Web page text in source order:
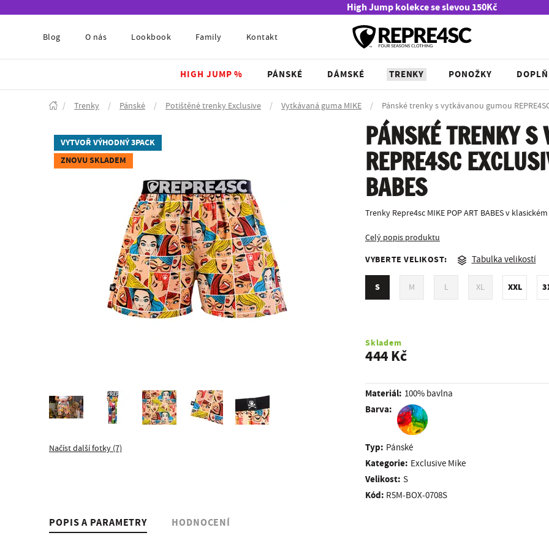
High Jump kolekce se slevou 150Kč
Blog O nás Lookbook Family Kontakt
HIGH JUMP % PÁNSKÉ DÁMSKÉ TRENKY PONOŽKY
/ Trenky / Pánské / Potištěné trenky Exclusive / Vytkávaná guma MIKE / Pánské trenky s vytkávanou gumou REPRE4SC
VYTVOŘ VÝHODNÝ 3PACK
ZNOVU SKLADEM
Načíst další fotky (7)
PÁNSKÉ TRENKY S
REPRE4SC
BABES
Trenky Repre4sc MIKE POP ART BABES v
Celý popis produktu
VYBERTE VELIKOST: Tabulka velikostí
S M L XL XXL
Skladem
444 Kč
Materiál: 100% bavlna
Barva:
Typ: Pánské
Kategorie: Exclusive Mike
Velikost: S
Kód: R5M-BOX-0708S
POPIS A PARAMETRY HODNOCENÍ